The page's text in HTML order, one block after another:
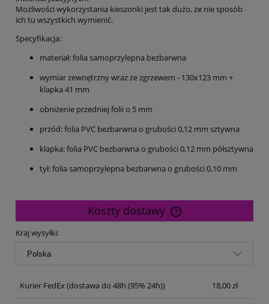
Możliwości wykorzystania kieszonki jest tak dużo, że nie sposób
ich tu wszystkich wymienić.
Specyfikacja:
materiał: folia samoprzylepna bezbarwna
wymiar zewnętrzny wraz ze zgrzewem - 130x123 mm +
klapka 41 mm
obniżenie przedniej folii o 5 mm
przód: folia PVC bezbarwna o grubości 0,12 mm sztywna
klapka: folia PVC bezbarwna o grubości 0,12 mm półsztywna
tył: folia samoprzylepna bezbarwna o grubości 0,10 mm
Koszty dostawy
Cena nie zawiera ewentualnych kosztów płatności
Kraj wysyłki:
Kurier FedEx(dostawa do 48h (95% 24h)) 18,00 zł